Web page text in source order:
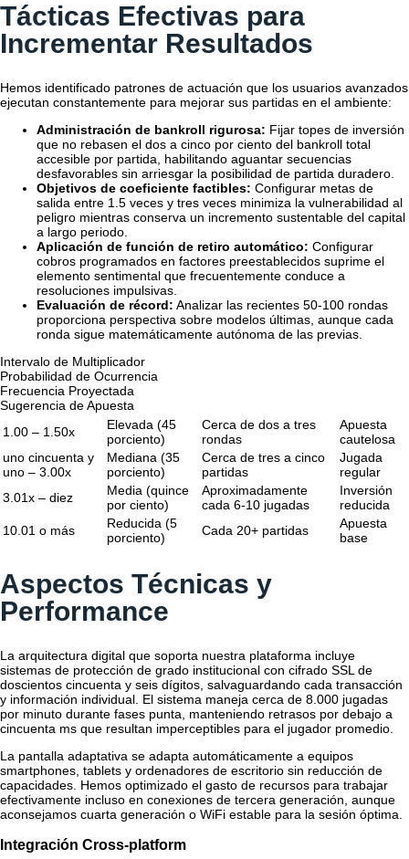
Tácticas Efectivas para
Incrementar Resultados
Hemos identificado patrones de actuación que los usuarios avanzados
ejecutan constantemente para mejorar sus partidas en el ambiente:
Administración de bankroll rigurosa: Fijar topes de inversión
que no rebasen el dos a cinco por ciento del bankroll total
accesible por partida, habilitando aguantar secuencias
desfavorables sin arriesgar la posibilidad de partida duradero.
Objetivos de coeficiente factibles: Configurar metas de
salida entre 1.5 veces y tres veces minimiza la vulnerabilidad al
peligro mientras conserva un incremento sustentable del capital
a largo periodo.
Aplicación de función de retiro automático: Configurar
cobros programados en factores preestablecidos suprime el
elemento sentimental que frecuentemente conduce a
resoluciones impulsivas.
Evaluación de récord: Analizar las recientes 50-100 rondas
proporciona perspectiva sobre modelos últimas, aunque cada
ronda sigue matemáticamente autónoma de las previas.
Intervalo de Multiplicador
Probabilidad de Ocurrencia
Frecuencia Proyectada
Sugerencia de Apuesta
1.00 – 1.50x
Elevada (45
porciento)
Cerca de dos a tres
rondas
Apuesta
cautelosa
uno cincuenta y
uno – 3.00x
Mediana (35
porciento)
Cerca de tres a cinco
partidas
Jugada
regular
3.01x – diez
Media (quince
por ciento)
Aproximadamente
cada 6-10 jugadas
Inversión
reducida
10.01 o más
Reducida (5
porciento)
Cada 20+ partidas
Apuesta
base
Aspectos Técnicas y
Performance
La arquitectura digital que soporta nuestra plataforma incluye
sistemas de protección de grado institucional con cifrado SSL de
doscientos cincuenta y seis dígitos, salvaguardando cada transacción
y información individual. El sistema maneja cerca de 8.000 jugadas
por minuto durante fases punta, manteniendo retrasos por debajo a
cincuenta ms que resultan imperceptibles para el jugador promedio.
La pantalla adaptativa se adapta automáticamente a equipos
smartphones, tablets y ordenadores de escritorio sin reducción de
capacidades. Hemos optimizado el gasto de recursos para trabajar
efectivamente incluso en conexiones de tercera generación, aunque
aconsejamos cuarta generación o WiFi estable para la sesión óptima.
Integración Cross-platform